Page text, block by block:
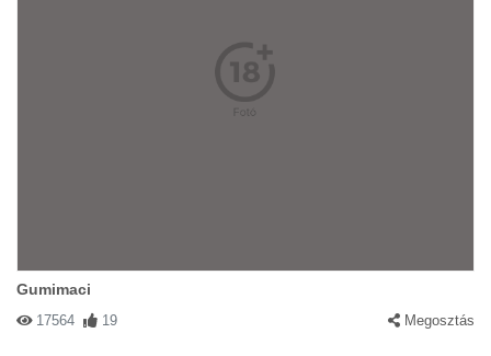
Gumimaci
17564 19 Megosztás